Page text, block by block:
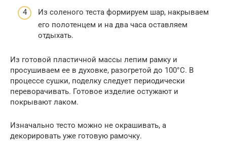
Из соленого теста формируем шар, накрываем
его полотенцем и на два часа оставляем
отдыхать.
Из готовой пластичной массы лепим рамку и
просушиваем ее в духовке, разогретой до 100°С. В
процессе сушки, поделку следует периодически
переворачивать. Готовое изделие остужают и
покрывают лаком.
Изначально тесто можно не окрашивать, а
декорировать уже готовую рамочку.